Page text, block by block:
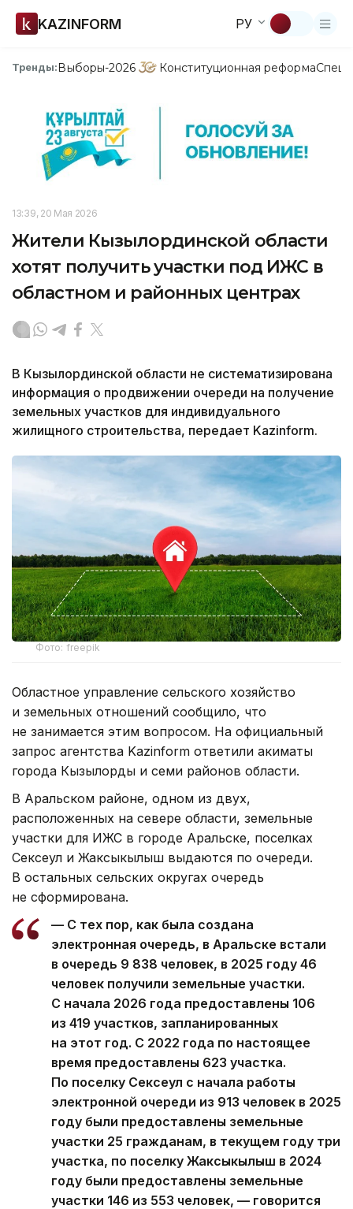
KAZINFORM РУ
Тренды:Выборы-2026 Конституционная реформа
13:39, 20 Мая 2026
Жители Кызылординской области
хотят получить участки под ИЖС в
областном и районных центрах
В Кызылординской области не систематизирована
информация о продвижении очереди на получение
земельных участков для индивидуального
жилищного строительства, передает Kazinform.
Фото: freepik
Областное управление сельского хозяйство
и земельных отношений сообщило, что
не занимается этим вопросом. На официальный
запрос агентства Kazinform ответили акиматы
города Кызылорды и семи районов области.
В Аральском районе, одном из двух,
расположенных на севере области, земельные
участки для ИЖС в городе Аральске, поселках
Сексеул и Жаксыкылыш выдаются по очереди.
В остальных сельских округах очередь
не сформирована.
— С тех пор, как была создана
электронная очередь, в Аральске встали
в очередь 9 838 человек, в 2025 году 46
человек получили земельные участки.
С начала 2026 года предоставлены 106
из 419 участков, запланированных
на этот год. С 2022 года по настоящее
время предоставлены 623 участка.
По поселку Сексеул с начала работы
электронной очереди из 913 человек в 2025
году были предоставлены земельные
участки 25 гражданам, в текущем году три
участка, по поселку Жаксыкылыш в 2024
году были предоставлены земельные
участки 146 из 553 человек, — говорится